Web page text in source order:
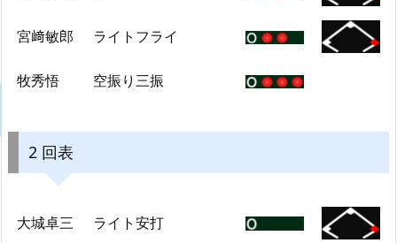
宮﨑敏郎 ライトフライ
牧秀悟 空振り三振
2 回表
大城卓三 ライト安打